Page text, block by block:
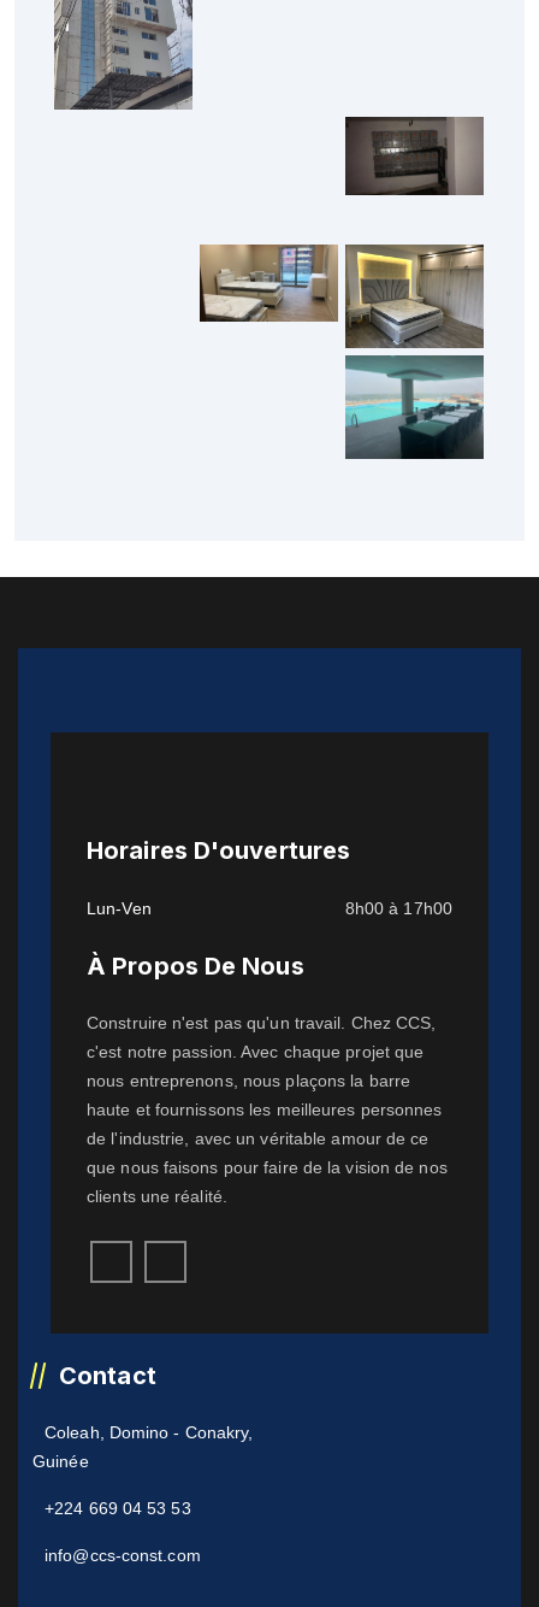
Horaires D'ouvertures
Lun-Ven 8h00 à 17h00
À Propos De Nous
Construire n'est pas qu'un travail. Chez CCS,
c'est notre passion. Avec chaque projet que
nous entreprenons, nous plaçons la barre
haute et fournissons les meilleures personnes
de l'industrie, avec un véritable amour de ce
que nous faisons pour faire de la vision de nos
clients une réalité.
Contact
Coleah, Domino - Conakry,
Guinée
+224 669 04 53 53
info@ccs-const.com